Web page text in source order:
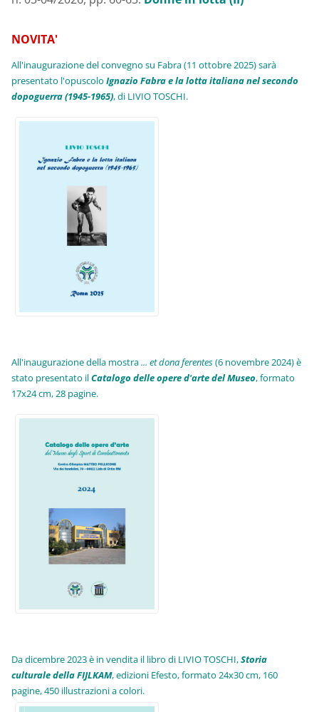
NOVITA'
All'inaugurazione del convegno su Fabra (11 ottobre 2025) sarà
presentato l'opuscoloIgnazio Fabra e la lotta italiana nel secondo
dopoguerra (1945-1965), di LIVIO TOSCHI.
All'inaugurazione della mostra... et dona ferentes(6 novembre 2024) è
stato presentato ilCatalogo delle opere d'arte del Museo, formato
17x24 cm, 28 pagine.
Da dicembre 2023 è in vendita il libro di LIVIO TOSCHI,Storia
culturale della FIJLKAM, edizioni Efesto, formato 24x30 cm, 160
pagine, 450 illustrazioni a colori.